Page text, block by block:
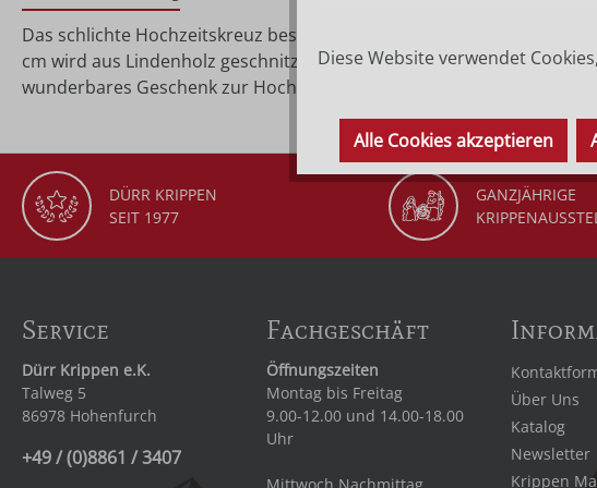
Das schlichte Hochzeitskreuz besticht durch seine Einfachheit und
cm wird aus Lindenholz geschnitzt. Das Besondere sind die beiden
wunderbares Geschenk zur Hochzeit, möge es das Brautpaar mit
DÜRR KRIPPEN
SEIT 1977
GANZJÄHRIGE
Service
Dürr Krippen e.K.
Talweg 5
86978 Hohenfurch
+49 / (0)8861 / 3407
Fachgeschäft
Öffnungszeiten
Montag bis Freitag
9.00-12.00 und 14.00-18.00
Uhr
Über Uns
Katalog
Newsletter
Krippen
Diese Website verwendet
Alle Cookies akzeptieren